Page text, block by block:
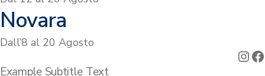
Novara
Dall’8 al 20 Agosto
Example Subtitle Text